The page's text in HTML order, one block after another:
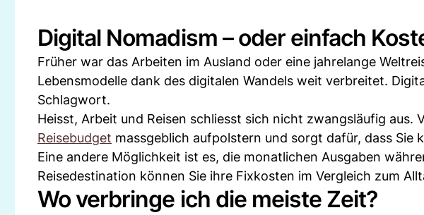
Digital Nomadism – oder einfach
Früher war das Arbeiten im Ausland oder eine jahrelange
Lebensmodelle dank des digitalen Wandels weit verbreitet.
Schlagwort.
Heisst, Arbeit und Reisen schliesst sich nicht zwangsläufig aus.
Reisebudget massgeblich aufpolstern und sorgt dafür, dass Sie
Eine andere Möglichkeit ist es, die monatlichen Ausgaben
Reisedestination können Sie ihre Fixkosten im Vergleich zum
Wo verbringe ich die meiste Zeit?